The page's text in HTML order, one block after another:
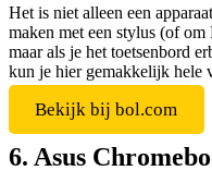
Het is niet alleen een
maken met een stylus (of
maar als je het toetsenbord
kun je hier gemakkelijk hele
Bekijk bij bol.com
6. Asus